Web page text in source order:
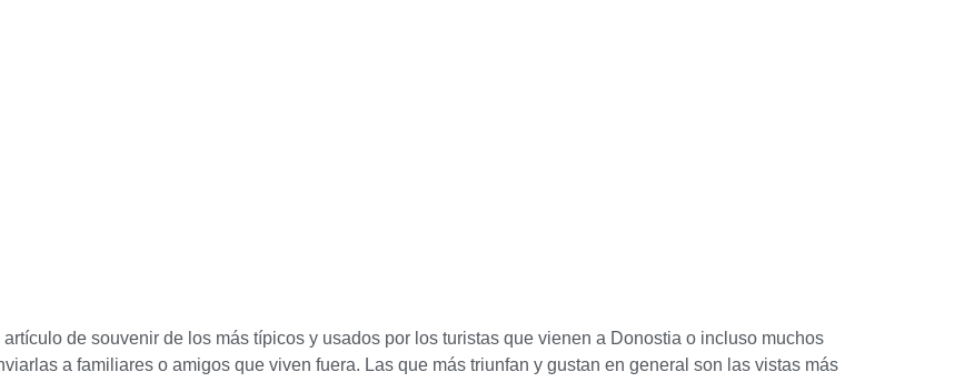
de souvenir de los más típicos y usados por los turistas que vienen a Donostia o incluso muchos
a familiares o amigos que viven fuera. Las que más triunfan y gustan en general son las vistas más